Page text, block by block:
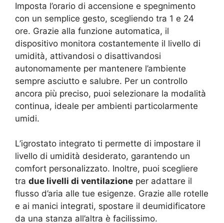
Imposta l’orario di accensione e spegnimento
con un semplice gesto, scegliendo tra 1 e 24
ore. Grazie alla funzione automatica, il
dispositivo monitora costantemente il livello di
umidità, attivandosi o disattivandosi
autonomamente per mantenere l’ambiente
sempre asciutto e salubre. Per un controllo
ancora più preciso, puoi selezionare la modalità
continua, ideale per ambienti particolarmente
umidi.
L’igrostato integrato ti permette di impostare il
livello di umidità desiderato, garantendo un
comfort personalizzato. Inoltre, puoi scegliere
tra due livelli di ventilazione per adattare il
flusso d’aria alle tue esigenze. Grazie alle rotelle
e ai manici integrati, spostare il deumidificatore
da una stanza all’altra è facilissimo.